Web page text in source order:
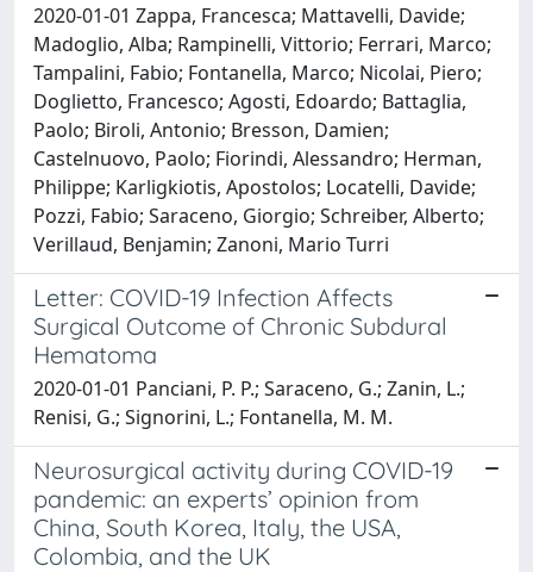
2020-01-01 Zappa, Francesca; Mattavelli, Davide;
Madoglio, Alba; Rampinelli, Vittorio; Ferrari, Marco;
Tampalini, Fabio; Fontanella, Marco; Nicolai, Piero;
Doglietto, Francesco; Agosti, Edoardo; Battaglia,
Paolo; Biroli, Antonio; Bresson, Damien;
Castelnuovo, Paolo; Fiorindi, Alessandro; Herman,
Philippe; Karligkiotis, Apostolos; Locatelli, Davide;
Pozzi, Fabio; Saraceno, Giorgio; Schreiber, Alberto;
Verillaud, Benjamin; Zanoni, Mario Turri
Letter: COVID-19 Infection Affects
Surgical Outcome of Chronic Subdural
Hematoma
2020-01-01 Panciani, P. P.; Saraceno, G.; Zanin, L.;
Renisi, G.; Signorini, L.; Fontanella, M. M.
Neurosurgical activity during COVID-19
pandemic: an experts’ opinion from
China, South Korea, Italy, the USA,
Colombia, and the UK